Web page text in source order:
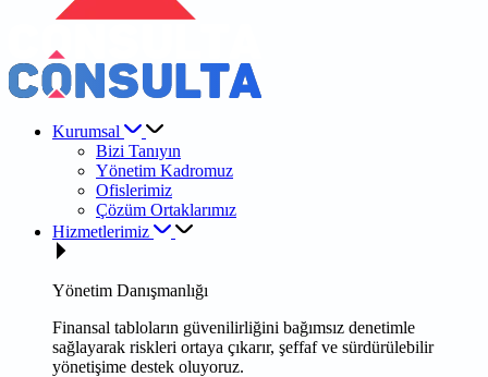
Kurumsal
Bizi Tanıyın
Yönetim Kadromuz
Ofislerimiz
Çözüm Ortaklarımız
Hizmetlerimiz
Yönetim Danışmanlığı
Finansal tabloların güvenilirliğini bağımsız denetimle
sağlayarak riskleri ortaya çıkarır, şeffaf ve sürdürülebilir
yönetişime destek oluyoruz.